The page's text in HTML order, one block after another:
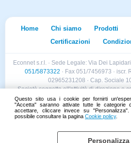
Questo sito usa i cookie per fornirti
"Accetta" saranno attivate tutte le categorie
accettare, cliccare invece su
possibile consultare la pagina Cookie policy.
Personalizza
Home Chi siamo Prodotti
Certificazioni
Econnet s.r.l. · Sede Legale: Via Dei
051/5873322 · Fax 051/7456973 · iscr.
02965231208 · Cap. Sociale
Società soggetta all'attività di direzione e
Holding s.r.l. · Sede Legale: Via Vittorio
- C.F.